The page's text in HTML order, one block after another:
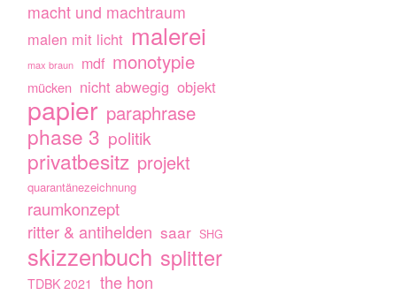
macht und machtraum
malen mit licht malerei
max braun mdf monotypie
mücken nicht abwegig objekt
papier paraphrase
phase 3 politik
privatbesitz projekt
quarantänezeichnung
raumkonzept
ritter & antihelden saar SHG
skizzenbuch splitter
TDBK 2021 the hon